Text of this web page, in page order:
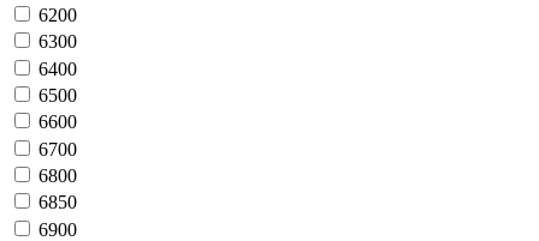
6200
6300
6400
6500
6600
6700
6800
6850
6900